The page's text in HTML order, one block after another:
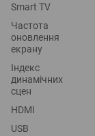
Smart TV
Частота
оновлення
екрану
Індекс
динамічних
сцен
HDMI
USB